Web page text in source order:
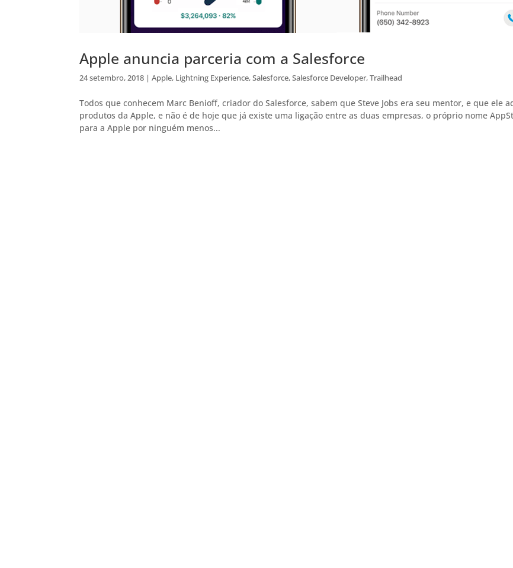
Apple anuncia parceria com a Salesforce
24 setembro, 2018 |Apple, Lightning Experience,Salesforce,Salesforce Developer,Trailhead
Todos que conhecem Marc Benioff, criador do Salesforce, sabem que Steve Jobs era seu mentor, e que ele
produtos da Apple, e não é de hoje que já existe uma ligação entre as duas empresas, o próprio nome
para a Apple por ninguém menos...